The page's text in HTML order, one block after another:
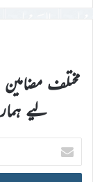
مختلف
لیے
اپنا
ای
میل